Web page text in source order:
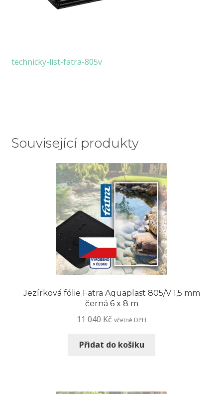
technicky-list-fatra-805v
Související produkty
Jezírková fólie Fatra Aquaplast 805/V 1,5 mm
černá 6 x 8 m
11 040 Kč včetně DPH
Přidat do košíku